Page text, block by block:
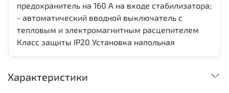
предохранитель на 160 А на входе стабилизатора;
- автоматический вводной выключатель с
тепловым и электромагнитным расцепителем
Класс защиты IP20 Установка напольная
Характеристики